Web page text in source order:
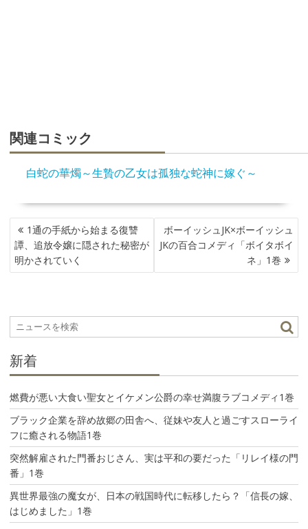
関連コミック
白蛇の華燭～生贄の乙女は孤独な蛇神に嫁ぐ～
投
稿
ナ
ビ
シ
ョ
1通の手紙から始まる復讐
譚、追放令嬢に隠された秘密が
明かされていく
ボーイッシュJK×ボーイッシュ
JKの百合コメディ「ボイタボイ
ネ」1巻
新着
燃費が悪い大食い聖女とイケメン公爵の幸せ満腹ラブコメディ1巻
ブラック企業を辞め故郷の田舎へ、従妹や友人と過ごすスローライ
フに癒される物語1巻
突然解雇された門番おじさん、実は平和の要だった「リレイ様の門
番」1巻
異世界最強の魔女が、日本の戦国時代に転移したら？「信長の嫁、
はじめました」1巻